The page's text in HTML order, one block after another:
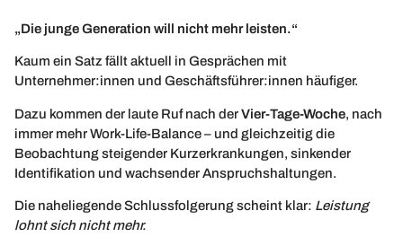
„Die junge Generation will nicht mehr leisten.“
Kaum ein Satz fällt aktuell in Gesprächen mit
Unternehmer:innen und Geschäftsführer:innen häufiger.
Dazu kommen der laute Ruf nach derVier-Tage-Woche, nach
immer mehr Work-Life-Balance – und gleichzeitig die
Beobachtung steigender Kurzerkrankungen, sinkender
Identifikation und wachsender Anspruchshaltungen.
Die naheliegende Schlussfolgerung scheint klar: Leistung
lohnt sich nicht mehr.